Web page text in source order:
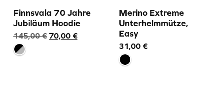
Finnsvala 70 Jahre
Jubiläum Hoodie
145,00€ Ursprünglicher
70,00 €Aktueller
Merino Extreme
Unterhelmmütze,
Easy
31,00 €